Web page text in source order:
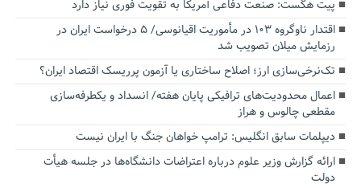
پیت هگست: صنعت دفاعی آمریکا به تقویت فوری نیاز دارد
اقتدار ناوگروه ۱۰۳ در مأموریت‌ اقیانوسی/ ۵ درخواست ایران در
رزمایش میلان تصویب شد
تک‌نرخی‌سازی ارز؛ اصلاح ساختاری یا آزمون پرریسک اقتصاد ایران؟
اعمال محدودیت‌های ترافیکی پایان هفته/ انسداد و یکطرفه‌سازی
مقطعی چالوس و هراز
دیپلمات سابق انگلیس:‌ ترامپ خواهان جنگ با ایران نیست
ارائه گزارش وزیر علوم درباره اعتراضات دانشگاه‌ها در جلسه هیأت
دولت